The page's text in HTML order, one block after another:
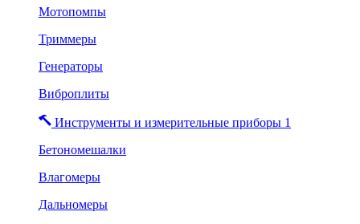
Мотопомпы
Триммеры
Генераторы
Виброплиты
Инструменты и измерительные приборы 1
Бетономешалки
Влагомеры
Дальномеры